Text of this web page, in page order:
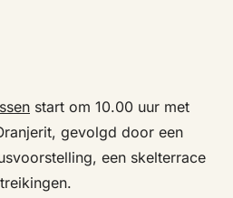
start om 10.00 uur met
gevolgd door een
een skelterrace